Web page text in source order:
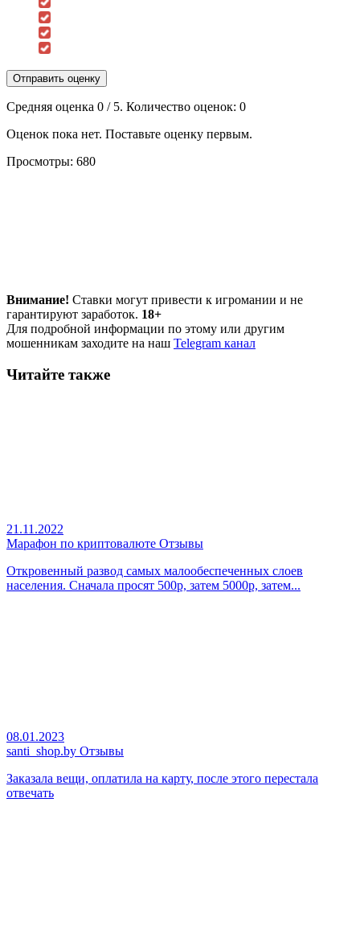
Отправить оценку
Средняя оценка 0 / 5. Количество оценок: 0
Оценок пока нет. Поставьте оценку первым.
Просмотры: 680
Внимание! Ставки могут привести к игромании и не
гарантируют заработок. 18+
Для подробной информации по этому или другим
мошенникам заходите на наш Telegram канал
Читайте также
21.11.2022
Марафон по криптовалюте Отзывы
Откровенный развод самых малообеспеченных слоев
населения. Сначала просят 500р, затем 5000р, затем...
08.01.2023
santi_shop.by Отзывы
Заказала вещи, оплатила на карту, после этого перестала
отвечать